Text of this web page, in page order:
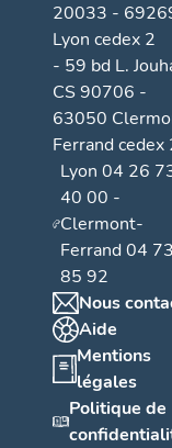
20033 -
Lyon cedex 2
- 59 bd L.
CS 90706 -
63050
Ferrand cedex
Lyon 04 26
40 00 -
Clermont-
Ferrand 04
85 92
Nous
Aide
Mentions
légales
Politique de